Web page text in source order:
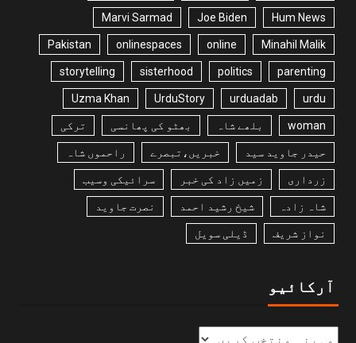
Hum News
Joe Biden
Marvi Sarmad
Minahil Malik
online
onlinespaces
Pakistan
parenting
politics
sisterhood
storytelling
urdu
urduadab
UrduStory
Uzma Khan
woman بلھے شاہ بھٹو کی پھانسی ترکی
حیدر جاوید سید خبریں،تبصرے راحموں شاہ
زرداری زمیں زاد کی خبر سرائیکی وسیب
شاہ زادہ شیخ رشید احمد نصرت جاوید
نواز شریف ڈیلی سویل
آرکائیو